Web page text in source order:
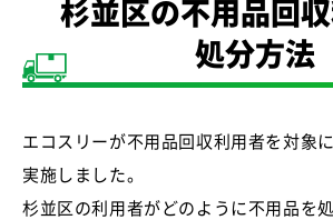
杉並区の不用品回
処分方法
エコスリーが不用品回収利用者を対象
実施しました。
杉並区の利用者がどのように不用品を